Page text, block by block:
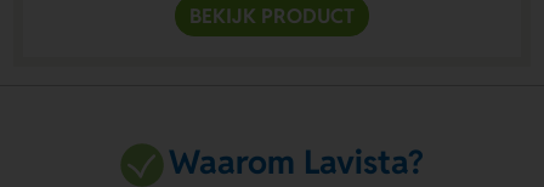
BEKIJK PRODUCT
Waarom Lavista?